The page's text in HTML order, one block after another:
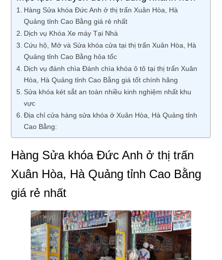
Hàng Sửa khóa Đức Anh ở thị trấn Xuân Hòa, Hà
Quảng tỉnh Cao Bằng giá rẻ nhất
Dịch vụ Khóa Xe máy Tại Nhà
Cứu hộ, Mở và Sửa khóa cửa tại thị trấn Xuân Hòa, Hà
Quảng tỉnh Cao Bằng hỏa tốc
Dịch vụ đánh chìa Đánh chìa khóa ô tô tại thị trấn Xuân
Hòa, Hà Quảng tỉnh Cao Bằng giá tốt chính hãng
Sửa khóa két sắt an toàn nhiều kinh nghiệm nhất khu
vực
Địa chỉ cửa hàng sửa khóa ở Xuân Hòa, Hà Quảng tỉnh
Cao Bằng:
Hàng Sửa khóa Đức Anh ở thị trấn
Xuân Hòa, Hà Quảng tỉnh Cao Bằng
giá rẻ nhất